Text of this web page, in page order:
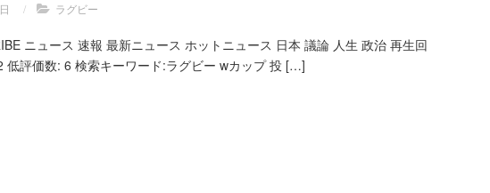
/ ラグビー
ニュース 速報 最新ニュース ホットニュース 日本 議論 人生 政治 再生回
低評価数: 6 検索キーワード:ラグビー wカップ 投 […]